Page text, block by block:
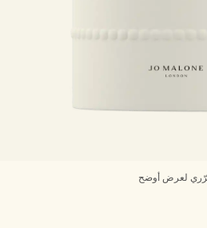
لعرض أوضح